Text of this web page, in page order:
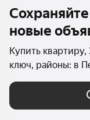
новые
Купить квартиру,
ключ, районы: в